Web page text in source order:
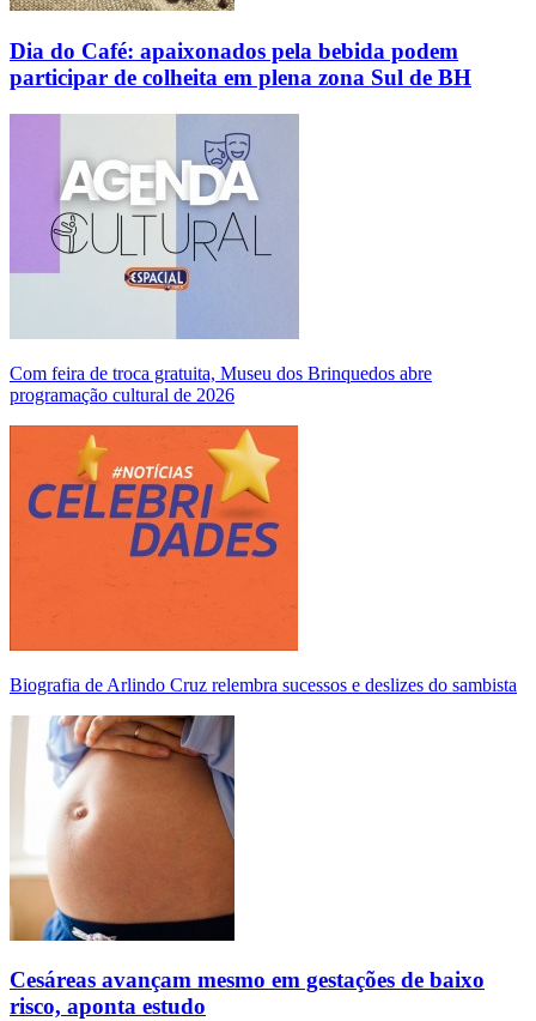
Dia do Café: apaixonados pela bebida podem
participar de colheita em plena zona Sul de BH
Com feira de troca gratuita, Museu dos Brinquedos abre
programação cultural de 2026
Biografia de Arlindo Cruz relembra sucessos e deslizes do sambista
Cesáreas avançam mesmo em gestações de baixo
risco, aponta estudo